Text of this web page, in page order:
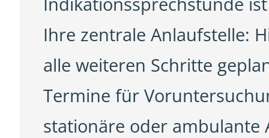
Ihre zentrale Anlaufstelle:
alle weiteren Schritte
Termine für
stationäre oder ambulante